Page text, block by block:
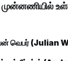
வெபர் (Julian